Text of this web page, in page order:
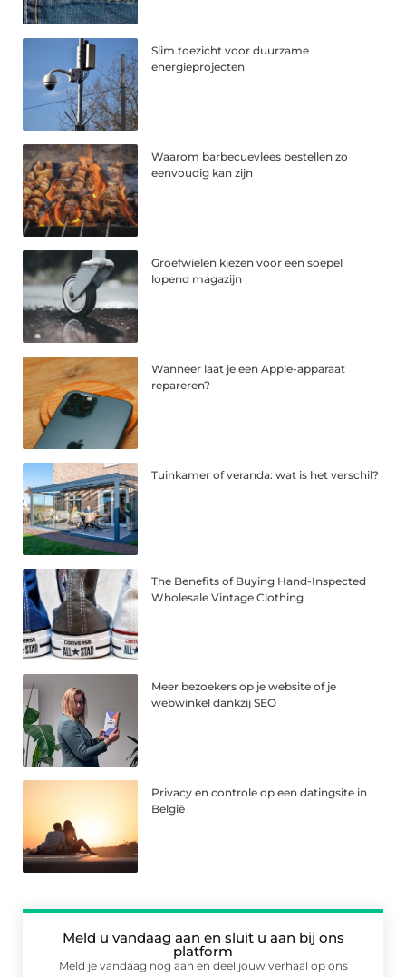
Slim toezicht voor duurzame
energieprojecten
Waarom barbecuevlees bestellen zo
eenvoudig kan zijn
Groefwielen kiezen voor een soepel
lopend magazijn
Wanneer laat je een Apple-apparaat
repareren?
Tuinkamer of veranda: wat is het verschil?
The Benefits of Buying Hand-Inspected
Wholesale Vintage Clothing
Meer bezoekers op je website of je
webwinkel dankzij SEO
Privacy en controle op een datingsite in
België
Meld u vandaag aan en sluit u aan bij ons
platform
Meld je vandaag nog aan en deel jouw verhaal op ons